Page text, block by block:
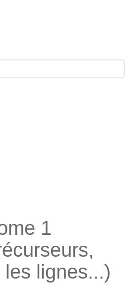
1
lignes...)